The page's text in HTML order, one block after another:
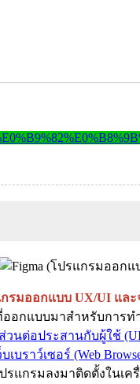
กรมออกแบบ UX/UI แล
อกแบบมาสำหรับการท
ส่วนต่อประสานกับผู้ใช้
บเบราว์เซอร์ (Web
รแกรมลงมาติดตั้งในเ